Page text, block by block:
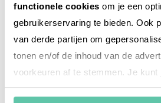
functionele cookies om je een
gebruikerservaring te bieden. Ook
van derde partijen om
tonen en/of de inhoud van de
voorkeuren af te stemmen. Je kunt
beheren via ‘Zelf instellen’. Klik je